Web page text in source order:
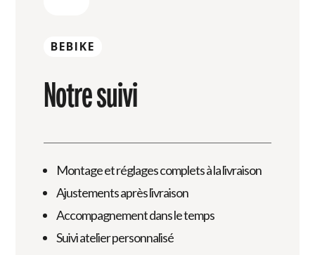
BEBIKE
Notre suivi
Montage et réglages complets à la livraison
Ajustements après livraison
Accompagnement dans le temps
Suivi atelier personnalisé